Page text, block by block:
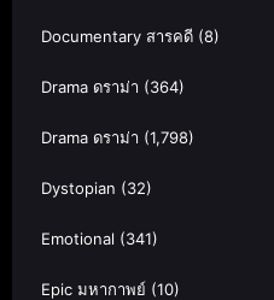
Documentary สารคดี (8)
Drama ดราม่า (364)
Drama ดราม่า (1,798)
Dystopian (32)
Emotional (341)
Epic มหากาพย์ (10)